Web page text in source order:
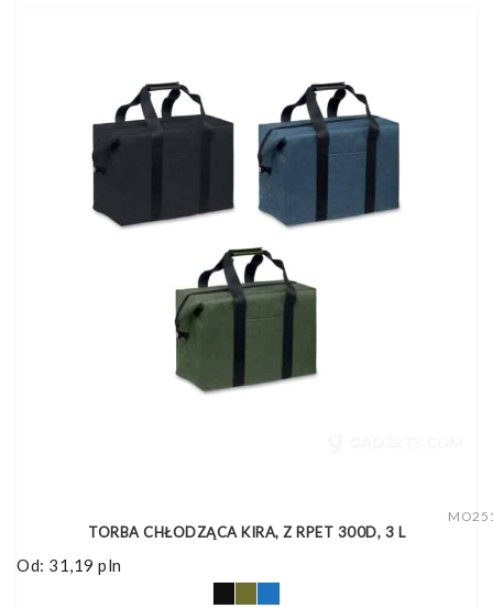
TORBA CHŁODZĄCA KIRA, Z RPET 300D, 3 L
Od: 31,19 pln